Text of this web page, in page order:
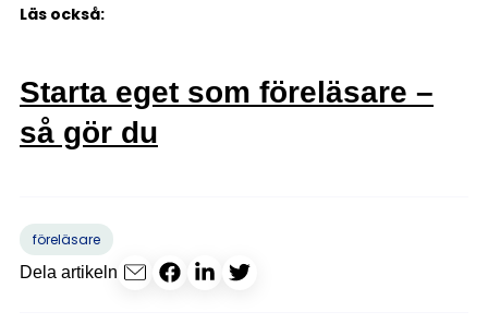
Läs också:
Starta eget som föreläsare –
så gör du
föreläsare
Dela artikeln